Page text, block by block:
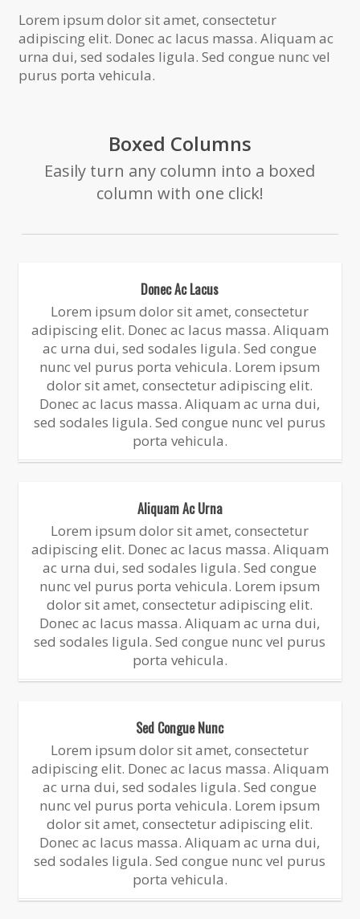
Lorem ipsum dolor sit amet, consectetur
adipiscing elit. Donec ac lacus massa. Aliquam ac
urna dui, sed sodales ligula. Sed congue nunc vel
purus porta vehicula.
Boxed Columns
Easily turn any column into a boxed
column with one click!
Donec Ac Lacus
Lorem ipsum dolor sit amet, consectetur
adipiscing elit. Donec ac lacus massa. Aliquam
ac urna dui, sed sodales ligula. Sed congue
nunc vel purus porta vehicula. Lorem ipsum
dolor sit amet, consectetur adipiscing elit.
Donec ac lacus massa. Aliquam ac urna dui,
sed sodales ligula. Sed congue nunc vel purus
porta vehicula.
Aliquam Ac Urna
Lorem ipsum dolor sit amet, consectetur
adipiscing elit. Donec ac lacus massa. Aliquam
ac urna dui, sed sodales ligula. Sed congue
nunc vel purus porta vehicula. Lorem ipsum
dolor sit amet, consectetur adipiscing elit.
Donec ac lacus massa. Aliquam ac urna dui,
sed sodales ligula. Sed congue nunc vel purus
porta vehicula.
Sed Congue Nunc
Lorem ipsum dolor sit amet, consectetur
adipiscing elit. Donec ac lacus massa. Aliquam
ac urna dui, sed sodales ligula. Sed congue
nunc vel purus porta vehicula. Lorem ipsum
dolor sit amet, consectetur adipiscing elit.
Donec ac lacus massa. Aliquam ac urna dui,
sed sodales ligula. Sed congue nunc vel purus
porta vehicula.